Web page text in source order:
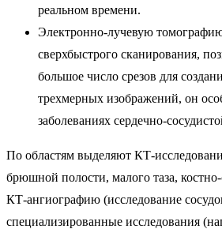
реальном времени.
Электронно-лучевую
сверхбыстрого сканирования,
большое число срезов для
трехмерных изображений, он
заболеваниях сердечно-
По областям выделяют КТ-
брюшной полости, малого таза,
КТ-ангиографию (исследование
специализированные исследования